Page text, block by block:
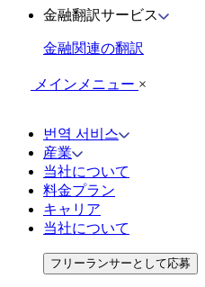
金融翻訳サービス
金融関連の翻訳
メインメニュー ×
번역 서비스
産業
当社について
料金プラン
キャリア
当社について
フリーランサーとして応募